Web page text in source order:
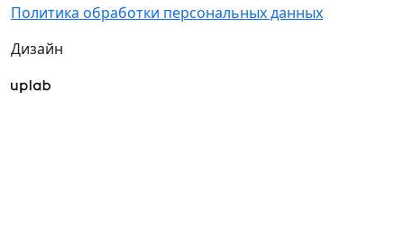
Политика обработки персональных данных
Дизайн